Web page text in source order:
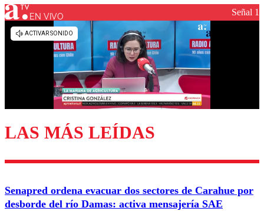
Los comentarios son moderados para garantizar un
diálogo respetuoso.
Enviar comentario
EN VIVO Señal 1
LAS MÁS LEÍDAS
Senapred ordena evacuar dos sectores de Carahue por
desborde del río Damas: activa mensajería SAE